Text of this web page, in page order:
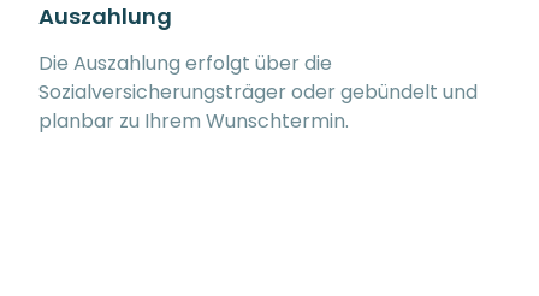
Auszahlung
Die Auszahlung erfolgt über die
Sozialversicherungsträger oder gebündelt und
planbar zu Ihrem Wunschtermin.